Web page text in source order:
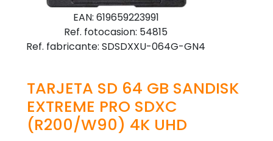
EAN: 619659223991
Ref. fotocasion: 54815
Ref. fabricante: SDSDXXU-064G-GN4
TARJETA SD 64 GB SANDISK
EXTREME PRO SDXC
(R200/W90) 4K UHD